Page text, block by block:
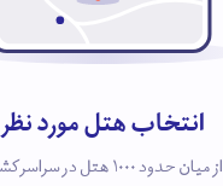
انتخاب هتل مورد نظر
از میان حدود 1000 هتل در سراسر کشور